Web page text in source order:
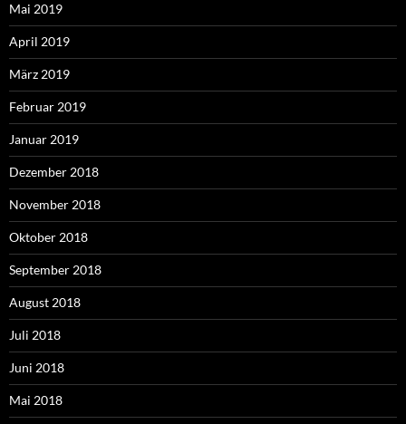
Mai 2019
April 2019
März 2019
Februar 2019
Januar 2019
Dezember 2018
November 2018
Oktober 2018
September 2018
August 2018
Juli 2018
Juni 2018
Mai 2018